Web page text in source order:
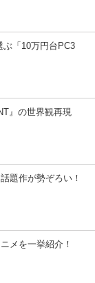
「10万円台PC3
』の世界観再現
題作が勢ぞろい！
メを一挙紹介！